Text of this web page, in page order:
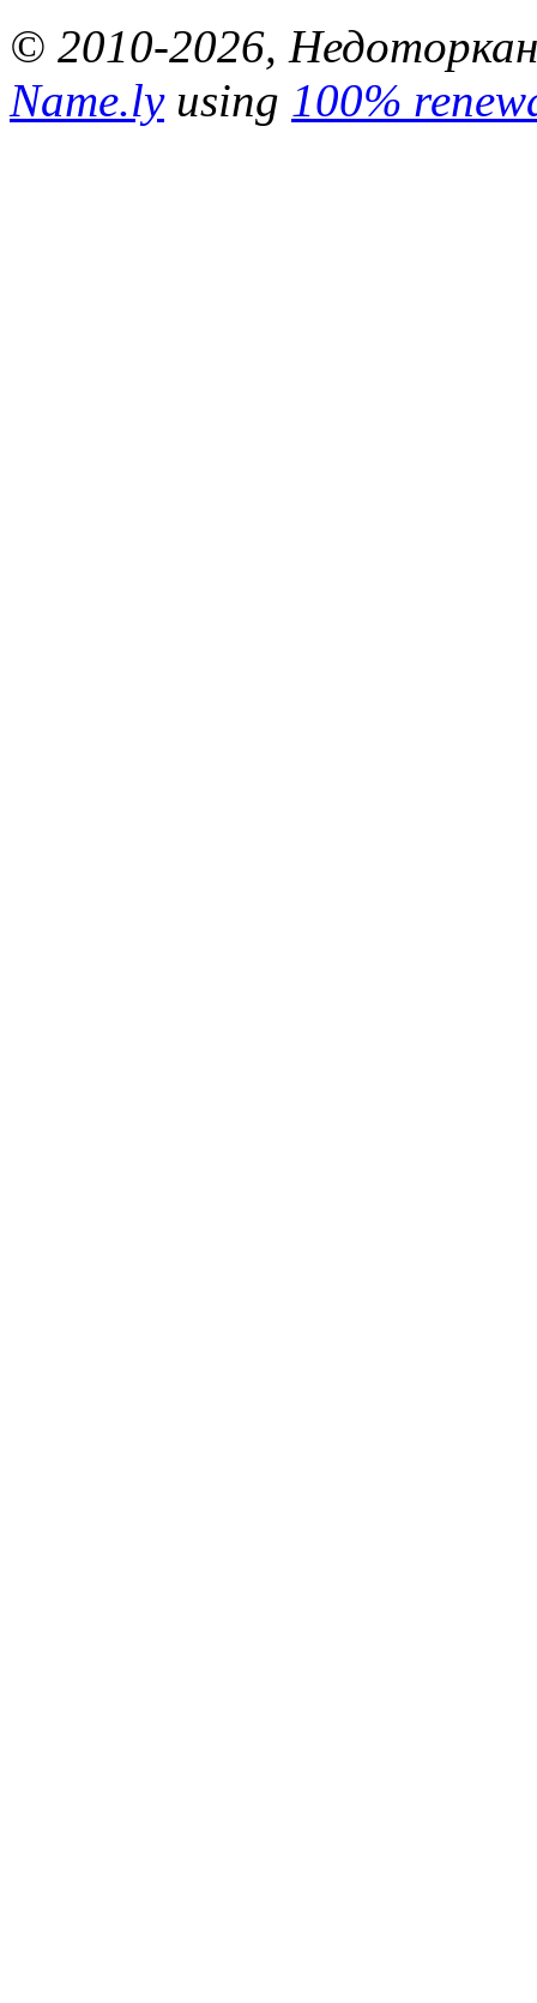
© 2010-2026,
Name.lyusing 100%